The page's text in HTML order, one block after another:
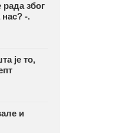
због
-.
је то,
и